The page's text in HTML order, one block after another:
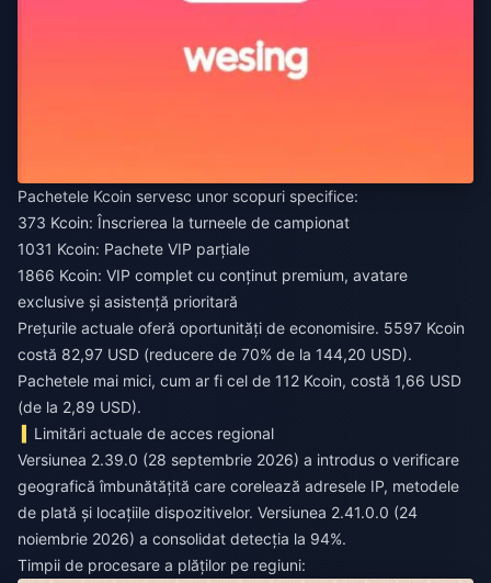
Pachetele Kcoin servesc unor scopuri specifice:
373 Kcoin: Înscrierea la turneele de campionat
1031 Kcoin: Pachete VIP parțiale
1866 Kcoin: VIP complet cu conținut premium, avatare
exclusive și asistență prioritară
Prețurile actuale oferă oportunități de economisire. 5597 Kcoin
costă 82,97 USD (reducere de 70% de la 144,20 USD).
Pachetele mai mici, cum ar fi cel de 112 Kcoin, costă 1,66 USD
(de la 2,89 USD).
Limitări actuale de acces regional
Versiunea 2.39.0 (28 septembrie 2026) a introdus o verificare
geografică îmbunătățită care corelează adresele IP, metodele
de plată și locațiile dispozitivelor. Versiunea 2.41.0.0 (24
noiembrie 2026) a consolidat detecția la 94%.
Timpii de procesare a plăților pe regiuni: